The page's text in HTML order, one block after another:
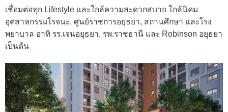
เชื่อมต่อทุก Lifestyle และใกล้ความสะดวกสบาย ใกล้นิคม
อุตสาหกรรมโรจนะ, ศูนย์ราชการอยุธยา, สถานศึกษา และโรง
พยาบาล อาทิ รร.เจนอยุธยา, รพ.ราชธานี และ Robinson อยุธยา
เป็นต้น